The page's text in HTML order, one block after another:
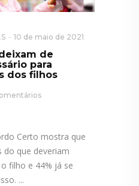
10 de maio de 2021
de
para
dos filhos
Certo mostra que
do que deveriam
filho e 44% já se